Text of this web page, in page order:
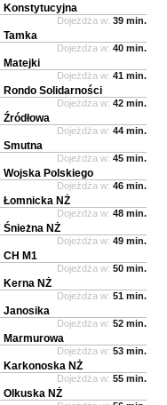
Konstytucyjna
Dojeżdża w: 39 min.
Tamka
Dojeżdża w: 40 min.
Matejki
Dojeżdża w: 41 min.
Rondo Solidarności
Dojeżdża w: 42 min.
Źródłowa
Dojeżdża w: 44 min.
Smutna
Dojeżdża w: 45 min.
Wojska Polskiego
Dojeżdża w: 46 min.
Łomnicka NŻ
Dojeżdża w: 48 min.
Śnieżna NŻ
Dojeżdża w: 49 min.
CH M1
Dojeżdża w: 50 min.
Kerna NŻ
Dojeżdża w: 51 min.
Janosika
Dojeżdża w: 52 min.
Marmurowa
Dojeżdża w: 53 min.
Karkonoska NŻ
Dojeżdża w: 55 min.
Olkuska NŻ